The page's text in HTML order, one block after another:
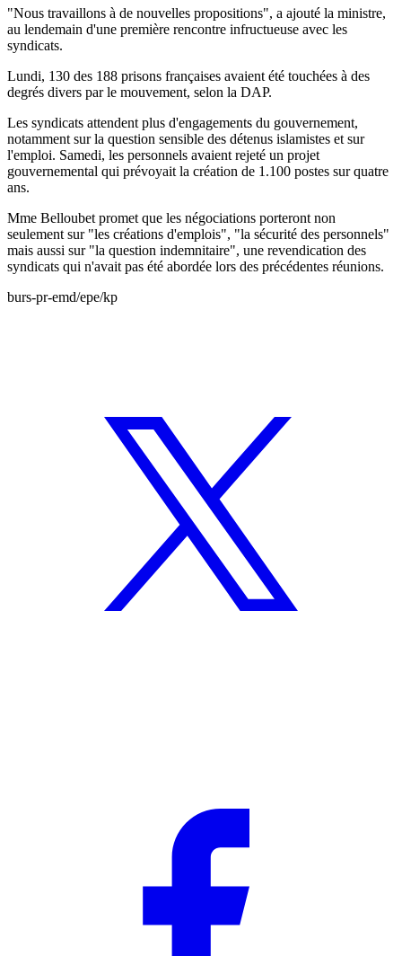
"Nous travaillons à de nouvelles propositions", a ajouté la ministre,
au lendemain d'une première rencontre infructueuse avec les
syndicats.
Lundi, 130 des 188 prisons françaises avaient été touchées à des
degrés divers par le mouvement, selon la DAP.
Les syndicats attendent plus d'engagements du gouvernement,
notamment sur la question sensible des détenus islamistes et sur
l'emploi. Samedi, les personnels avaient rejeté un projet
gouvernemental qui prévoyait la création de 1.100 postes sur quatre
ans.
Mme Belloubet promet que les négociations porteront non
seulement sur "les créations d'emplois", "la sécurité des personnels"
mais aussi sur "la question indemnitaire", une revendication des
syndicats qui n'avait pas été abordée lors des précédentes réunions.
burs-pr-emd/epe/kp